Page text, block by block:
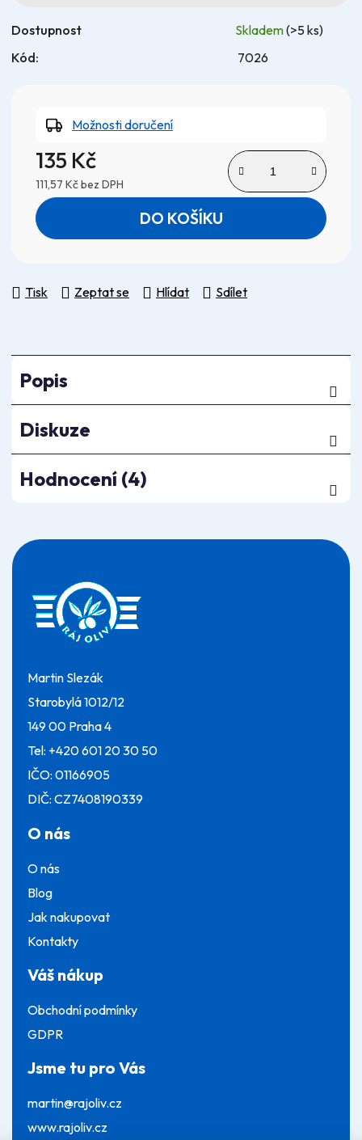
Dostupnost Skladem(>5 ks)
Kód:
7026
Možnosti doručení
135 Kč
111,57 Kč bez DPH
Měrná cena: DO KOŠÍKU
Tisk Zeptat se Hlídat Sdílet
Popis
Diskuze
Hodnocení (4)
Z
á
Martin Slezák
Starobylá 1012/12
149 00 Praha 4
Tel: +420 601 20 30 50
IČO: 01166905
DIČ: CZ7408190339
O nás
O nás
Blog
Jak nakupovat
Kontakty
Váš nákup
Obchodní podmínky
GDPR
Jsme tu pro Vás
martin@rajoliv.cz
www.rajoliv.cz